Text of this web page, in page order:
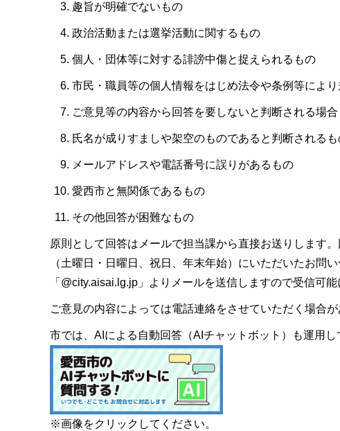
趣旨が明確でないもの
政治活動または選挙活動に関するもの
個人・団体等に対する誹謗中傷と捉えられるもの
市民・職員等の個人情報をはじめ法令や条例等によ
ご意見等の内容から回答を要しないと判断される場合
氏名が成りすましや架空のものであると判断されるも
メールアドレスや電話番号に誤りがあるもの
愛西市と無関係であるもの
その他回答が困難なもの
原則として回答はメールで担当課から直接お送りします
（土曜日・日曜日、祝日、年末年始）にいただいたお問
「@city.aisai.lg.jp」よりメールを送信しますので受信可能
ご意見の内容によっては電話連絡をさせていただく場合
市では、AIによる自動回答（AIチャットボット）も運用し
※画像をクリックしてください。